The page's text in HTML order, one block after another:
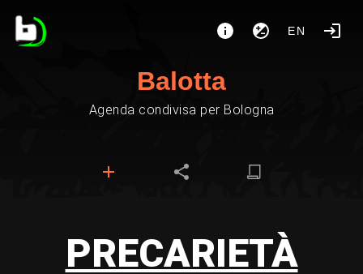
EN
Balotta
Agenda condivisa per Bologna
PRECARIETÀ